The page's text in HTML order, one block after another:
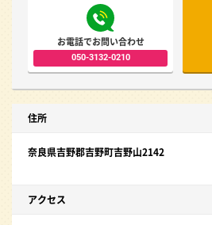
お電話でお問い合わせ
050-3132-0210
住所
奈良県吉野郡吉野町吉野山2142
アクセス